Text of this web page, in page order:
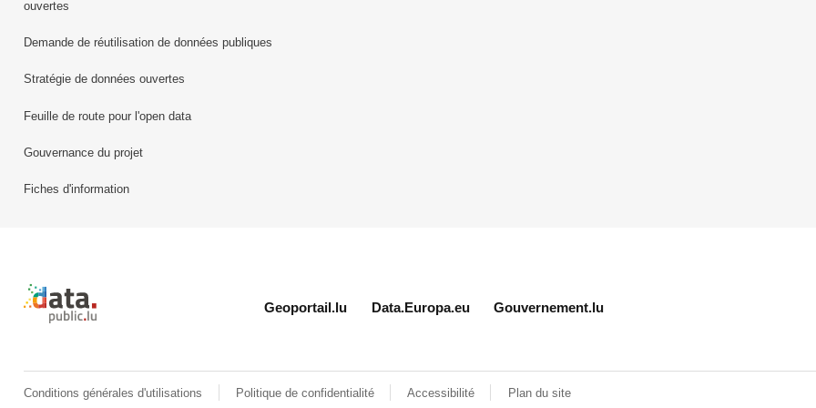
ouvertes
Demande de réutilisation de données publiques
Stratégie de données ouvertes
Feuille de route pour l'open data
Gouvernance du projet
Fiches d'information
Retour à l'accueil de data.public.lu
Geoportail.lu Data.Europa.eu Gouvernement.lu
Conditions générales d'utilisations Politique de confidentialité Accessibilité Plan du site